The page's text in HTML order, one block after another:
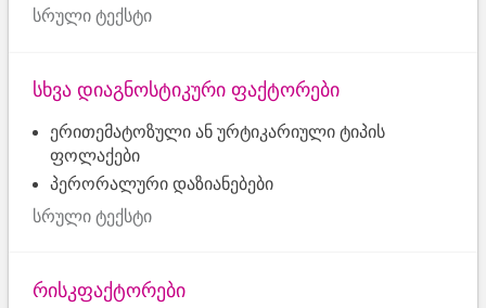
სრული ტექსტი
სხვა დიაგნოსტიკური ფაქტორები
ერითემატოზული ან ურტიკარიული ტიპის
ფოლაქები
პერორალური დაზიანებები
სრული ტექსტი
რისკფაქტორები